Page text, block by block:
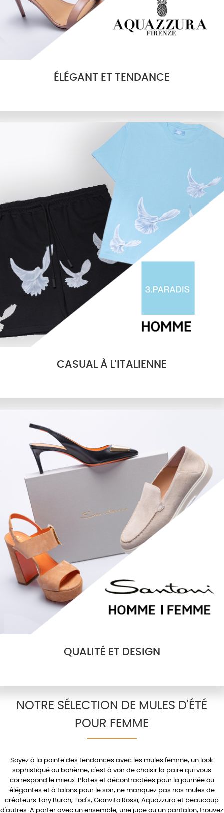
ÉLÉGANT ET TENDANCE
CASUAL À L'ITALIENNE
QUALITÉ ET DESIGN
NOTRE SÉLECTION DE MULES D'ÉTÉ
POUR FEMME
Soyez à la pointe des tendances avec les mules femme, un look
sophistiqué ou bohème, c'est à voir de choisir la paire qui vous
correspond le mieux. Plates et décontractées pour la journée ou
élégantes et à talons pour le soir, ne manquez pas nos mules de
créateurs
Tory Burch, Tod's, Gianvito Rossi, Aquazzura et beaucoup
d'autres. A porter avec un ensemble, une jupe ou un pantalon, trouvez